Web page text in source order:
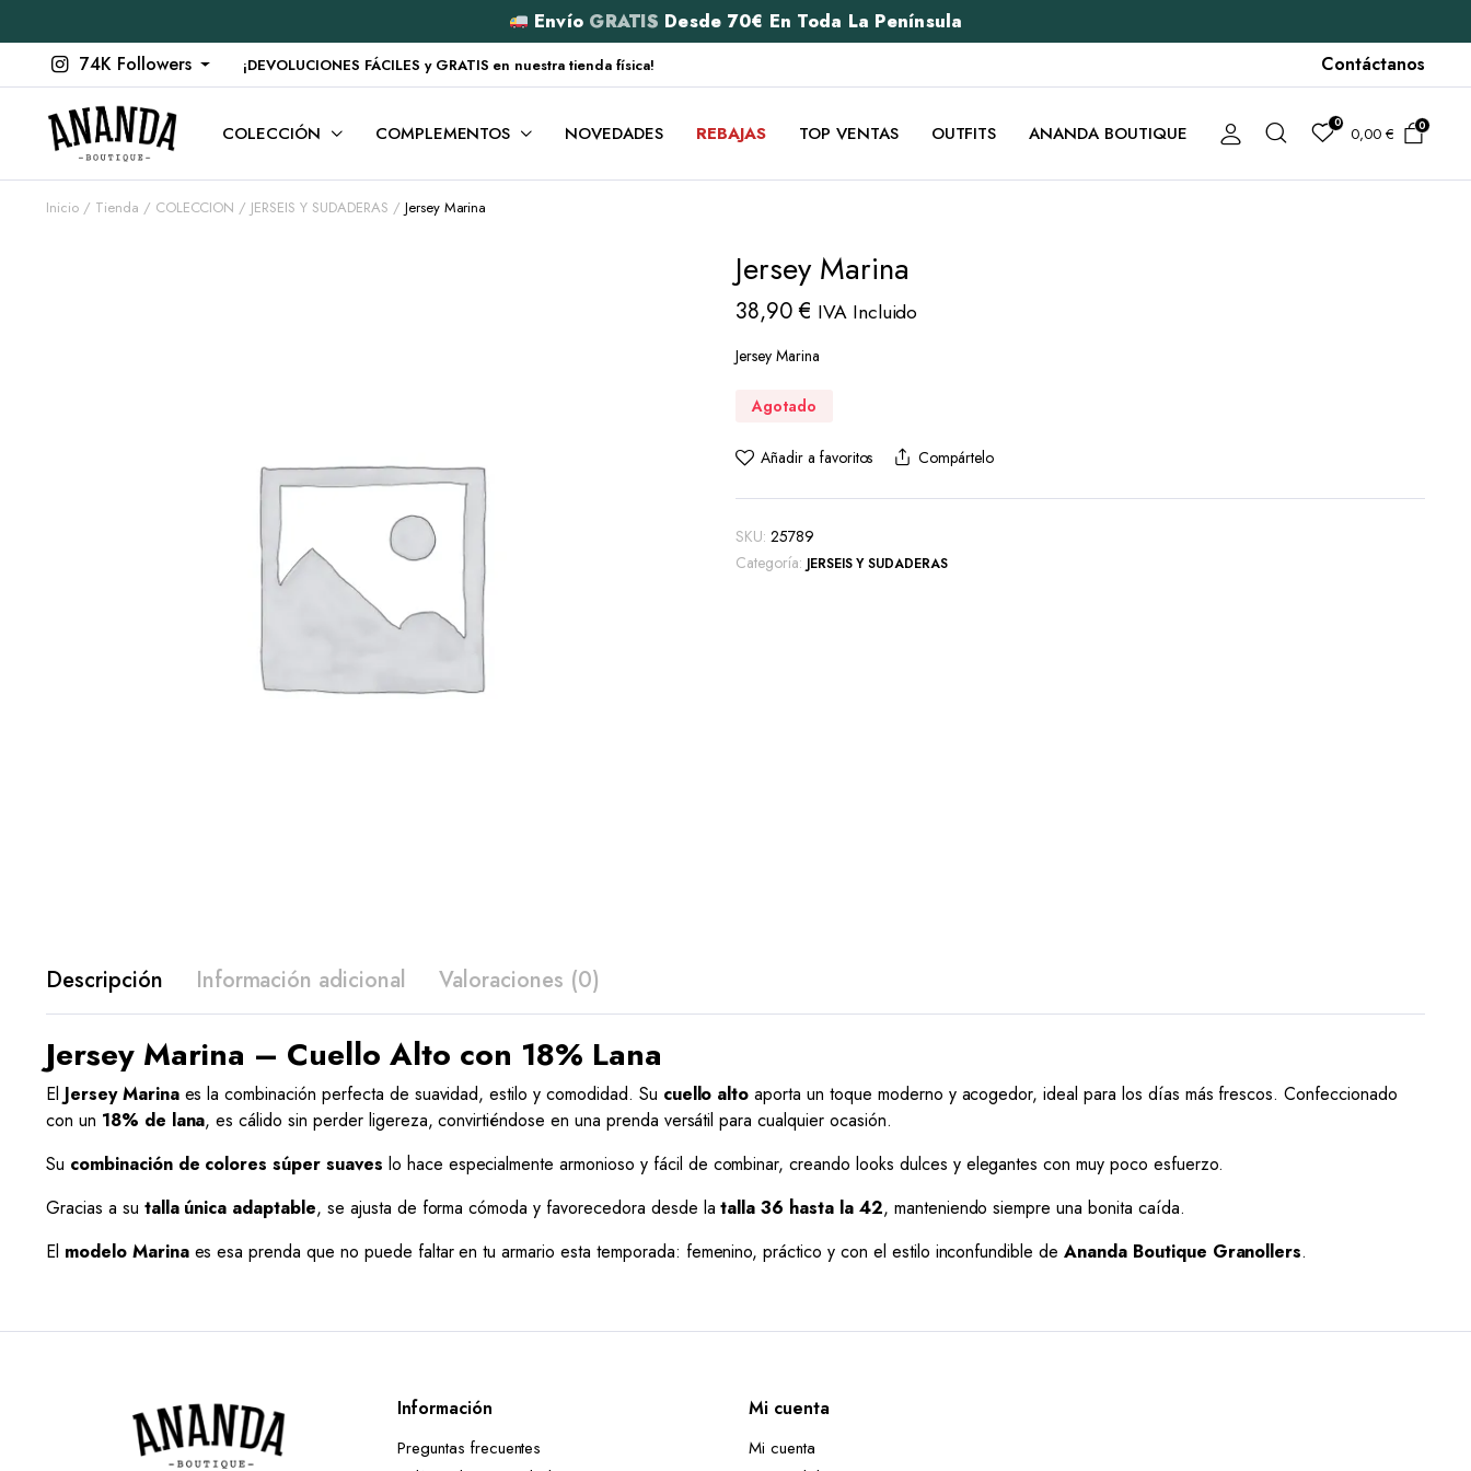
Envío GRATIS Desde 70€ En Toda La Península
74K Followers
¡DEVOLUCIONES FÁCILES y GRATIS en nuestra tienda física! Contáctanos
COLECCIÓN COMPLEMENTOS NOVEDADES REBAJAS TOP VENTAS OUTFITS ANANDA BOUTIQUE 0
0,00€ 0
Inicio Tienda COLECCION JERSEIS Y SUDADERAS Jersey Marina
Jersey Marina
38,90€ IVA Incluido
Jersey Marina
Agotado
Añadir a favoritos Compártelo
SKU: 25789
Categoría: JERSEIS Y SUDADERAS
Descripción Información adicional Valoraciones (0)
Jersey Marina – Cuello Alto con 18% Lana
El Jersey Marinaes la combinación perfecta de suavidad, estilo y comodidad. Su cuello alto aporta un toque moderno y acogedor, ideal para los días más frescos. Confeccionado
con un 18% de lana, es cálido sin perder ligereza, convirtiéndose en una prenda versátil para cualquier ocasión.
Su combinación de colores súper suaves lo hace especialmente armonioso y fácil de combinar, creando looks dulces y elegantes con muy poco esfuerzo.
Gracias a su talla única adaptable, se ajusta de forma cómoda y favorecedora desde latalla 36 hasta la 42, manteniendo siempre una bonita caída.
El modelo Marinaes esa prenda que no puede faltar en tu armario esta temporada: femenino, práctico y con el estilo inconfundible deAnanda Boutique Granollers.
Información
Preguntas frecuentes
Mi cuenta
Mi cuenta